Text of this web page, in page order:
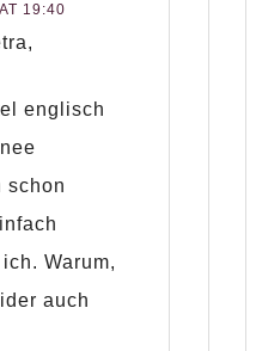
19:40
englisch
schon
Warum,
auch